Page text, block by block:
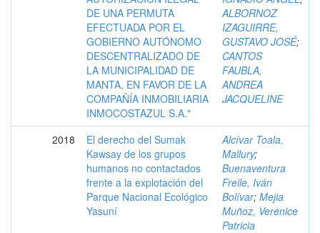
DE UNA PERMUTA
EFECTUADA POR EL
GOBIERNO AUTÓNOMO
DESCENTRALIZADO DE
LA MUNICIPALIDAD DE
MANTA, EN FAVOR DE LA
COMPAÑÍA INMOBILIARIA
INMOCOSTAZUL S.A."
ALBORNOZ
IZAGUIRRE,
GUSTAVO JOSÉ;
CANTOS
FAUBLA,
ANDREA
JACQUELINE
2018
El derecho del Sumak
Kawsay de los grupos
humanos no contactados
frente a la explotación del
Parque Nacional Ecológico
Yasuní
Alcívar Toala,
Mallury;
Buenaventura
Freile, Iván
Bolívar; Mejia
Muñoz, Verenice
Patricia